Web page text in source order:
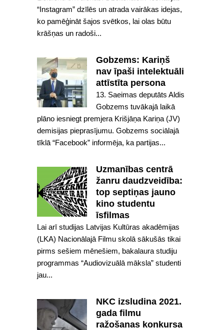
“Instagram” dzīlēs un atrada vairākas idejas,
ko pamēģināt šajos svētkos, lai olas būtu
krāšņas un radoši...
Gobzems: Kariņš
nav īpaši intelektuāli
attīstīta persona
13. Saeimas deputāts Aldis
Gobzems tuvākajā laikā
plāno iesniegt premjera Krišjāņa Kariņa (JV)
demisijas pieprasījumu. Gobzems sociālajā
tīklā “Facebook” informēja, ka partijas...
Uzmanības centrā
žanru daudzveidība:
top septiņas jauno
kino studentu
īsfilmas
Lai arī studijas Latvijas Kultūras akadēmijas
(LKA) Nacionālajā Filmu skolā sākušās tikai
pirms sešiem mēnešiem, bakalaura studiju
programmas “Audiovizuālā māksla” studenti
jau...
NKC izsludina 2021.
gada filmu
ražošanas konkursa